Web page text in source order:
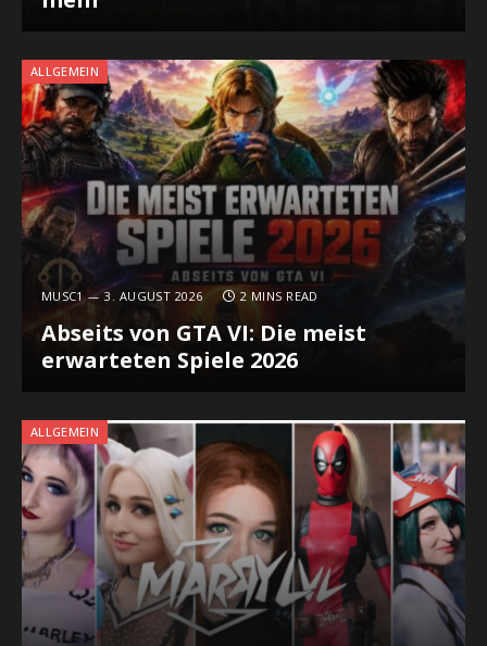
ALLGEMEIN
MUSC1 3. AUGUST 2026 2 MINS READ
Abseits von GTA VI: Die meist
erwarteten Spiele 2026
ALLGEMEIN